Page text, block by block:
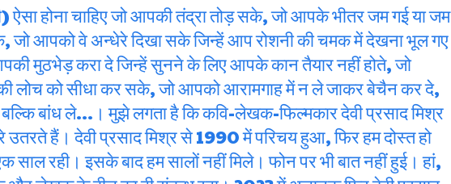
होना चाहिए जो आपकी तंद्रा तोड़ सके, जो आपके भीतर जम गई या जम
जो आपको वे अन्धेरे दिखा सके जिन्हें आप रोशनी की चमक में देखना भूल गए
मुठभेड़ करा दे जिन्हें सुनने के लिए आपके कान तैयार नहीं होते, जो
लोच को सीधा कर सके, जो आपको आरामगाह में न ले जाकर बेचैन कर दे,
बांध ले…। मुझे लगता है कि कवि-लेखक-फिल्मकार देवी प्रसाद मिश्र
उतरते हैं। देवी प्रसाद मिश्र से 1990 में परिचय हुआ, फिर हम दोस्त हो
साल रही। इसके बाद हम सालों नहीं मिले। फोन पर भी बात नहीं हुई। हां,